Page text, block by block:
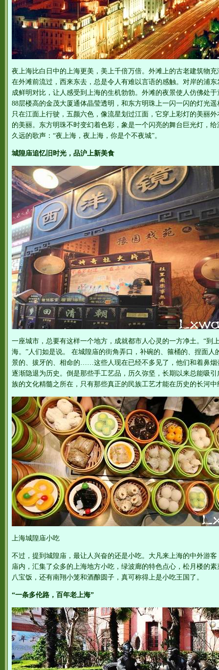
夜上海比白日中的上海更美，美上千倍万倍。外滩上的古老建筑物
在外滩前流过，西来东去，总是令人有难以言语的感触。对岸的浦
成鲜明对比，让人感受到上海的生机勃勃。外滩的夜景使人仿佛处
88层楼高的金茂大厦通体晶莹透明，和东方明珠上一闪一闪的灯光
只在江面上行驶，五颜六色，像流星划过江面，它穿上彩灯的美丽
的美丽。东方明珠不时变幻着色彩，象是一个闪亮的舞台巨光灯，
久远的歌声：“夜上海，夜上海，你是个不夜城”。
城隍庙追忆旧时光，品沪上新美食
一座城市，总要有这样一个地方，成就都市人心灵的一方净土。“到
海。”人们如是说。 在城隍庙的街角弄口，补碗的、箍桶的、捏面
景的、拔牙的、相命的……这些人现在已经不多见了，他们和着鼻烟
逐渐隐退为历史。倒是那些手工艺品，历久弥坚，长期以来总能吸
族的文化精髓之所在，只有那些真正的民族工艺才能在历史的长河中
上海城隍庙小吃
不过，提到城隍庙，最让人兴奋的还是小吃。大凡来上海的中外游
庙内，汇集了众多的上海地方小吃，绿波廊的特色点心，松月楼的
八宝饭，还有南翔小笼和酒酿圆子，真可称得上是小吃王国了。
“一条多伦路，百年老上海”